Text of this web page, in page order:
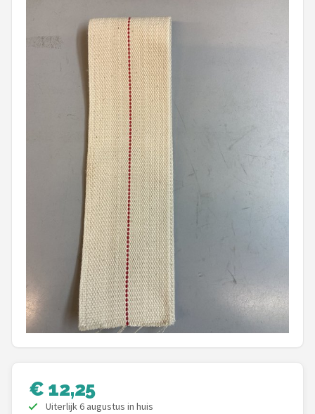
Slaapmatten
Koelboxen
POPULAIRE MERKEN
LifeGoods
Bo-Camp
NOMAD
Gimeg
€ 12,25
Uiterlijk 6 augustus in huis